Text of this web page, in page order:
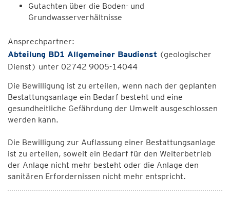
Gutachten über die Boden- und
Grundwasserverhältnisse
Ansprechpartner:
Abteilung BD1 Allgemeiner Baudienst (geologischer
Dienst) unter 02742 9005-14044
Die Bewilligung ist zu erteilen, wenn nach der geplanten
Bestattungsanlage ein Bedarf besteht und eine
gesundheitliche Gefährdung der Umwelt ausgeschlossen
werden kann.
Die Bewilligung zur Auflassung einer Bestattungsanlage
ist zu erteilen, soweit ein Bedarf für den Weiterbetrieb
der Anlage nicht mehr besteht oder die Anlage den
sanitären Erfordernissen nicht mehr entspricht.